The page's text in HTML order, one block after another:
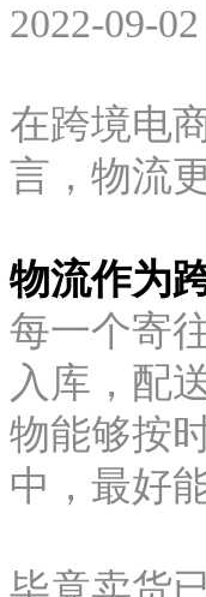
2022-09-02
在跨境电
言，物流
物流作为
每一个寄
入库，配
物能够按
中，最好